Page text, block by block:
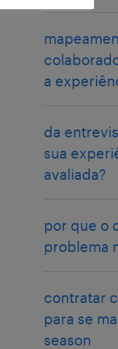
a
da
sua
avaliada?
por que o
problema
contratar
para se
season